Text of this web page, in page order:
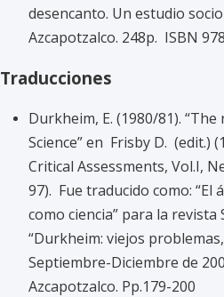
desencanto. Un estudio
Azcapotzalco. 248p. ISBN
Traducciones
Durkheim, E. (1980/81).
Science” en Frisby D. (edit.)
Critical Assessments, Vol.I,
97). Fue traducido como: “El
como ciencia” para la revista
“Durkheim: viejos
Septiembre-Diciembre de
Azcapotzalco. Pp.179-200